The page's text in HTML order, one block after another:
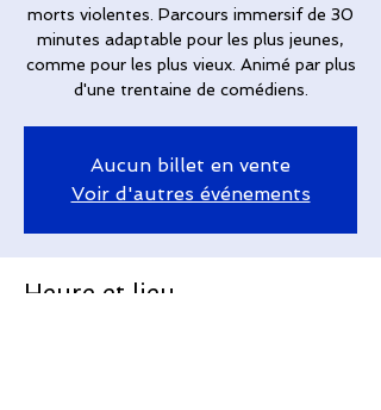
morts violentes. Parcours immersif de 30
minutes adaptable pour les plus jeunes,
comme pour les plus vieux. Animé par plus
d'une trentaine de comédiens.
Aucun billet en vente
Voir d'autres événements
Heure et lieu